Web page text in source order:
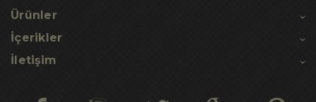
Ürünler
İçerikler
İletişim